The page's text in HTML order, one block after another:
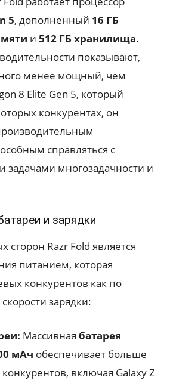
5, дополненный 16 ГБ
и 512 ГБ хранилища.
показывают,
менее мощный, чем
8 Elite Gen 5, который
конкурентах, он
справляться с
задачами многозадачности и
и зарядки
сторон Razr Fold является
питанием, которая
конкурентов как по
зарядки:
Массивная батарея
мАч обеспечивает больше
включая Galaxy Z